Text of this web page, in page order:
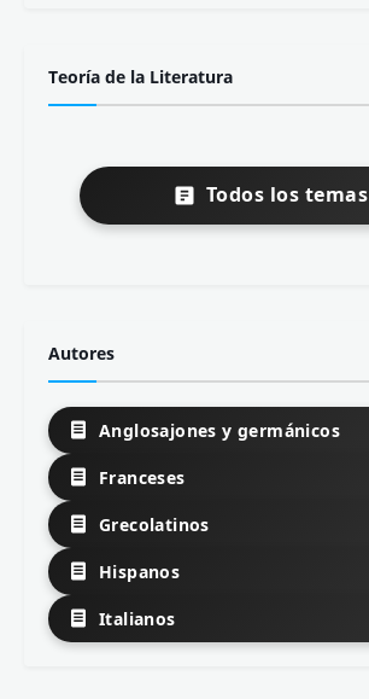
Teoría de la Literatura
Todos los temas
Autores
Anglosajones y germánicos
Franceses
Grecolatinos
Hispanos
Italianos